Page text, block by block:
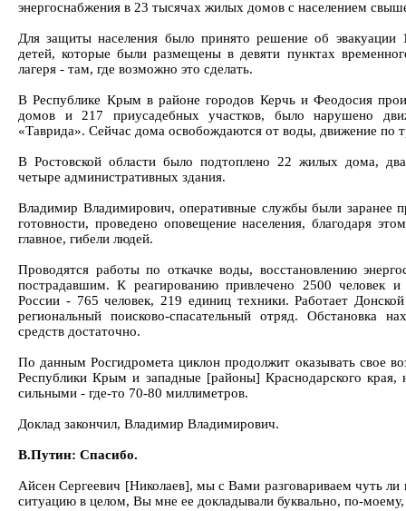
энергоснабжения в 23 тысячах жилых домов с населением
Для защиты населения было принято решение об эвакуации
детей, которые были размещены в девяти пунктах
лагеря - там, где возможно это сделать.
В Республике Крым в районе городов Керчь и Феодосия
домов и 217 приусадебных участков, было нарушено
«Таврида». Сейчас дома освобождаются от воды, движение по
В Ростовской области было подтоплено 22 жилых дома,
четыре административных здания.
Владимир Владимирович, оперативные службы были заранее
готовности, проведено оповещение населения, благодаря
главное, гибели людей.
Проводятся работы по откачке воды, восстановлению
пострадавшим. К реагированию привлечено 2500
России - 765 человек, 219 единиц техники. Работает
региональный поисково-спасательный отряд. Обстановка
средств достаточно.
По данным Росгидромета циклон продолжит оказывать свое
Республики Крым и западные [районы] Краснодарского края,
сильными - где-то 70-80 миллиметров.
Доклад закончил, Владимир Владимирович.
В.Путин: Спасибо.
Айсен Сергеевич [Николаев], мы с Вами разговариваем чуть
ситуацию в целом, Вы мне ее докладывали буквально, по-моему,